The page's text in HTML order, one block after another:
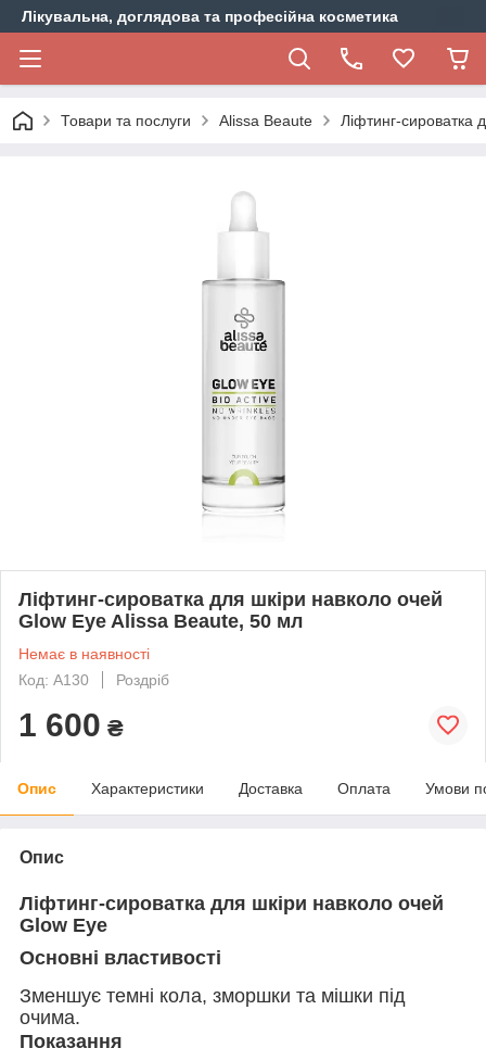
Лікувальна, доглядова та професійна косметика
Товари та послуги Alissa Beaute Ліфтинг-сироватка
Ліфтинг-сироватка для шкіри навколо очей
Glow Eye Alissa Beaute, 50 мл
Немає в наявності
Код: A130
Роздріб
1 600 ₴
Опис Характеристики Доставка Оплата Умови
Опис
Ліфтинг-сироватка для шкіри навколо очей
Glow Eye
Основні властивості
Зменшує темні кола, зморшки та мішки під
очима.
Показання